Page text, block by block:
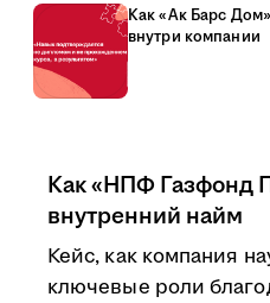
Как «Ак Барс
внутри компании
Как «НПФ Газфонд
внутренний найм
Кейс, как компания
ключевые роли